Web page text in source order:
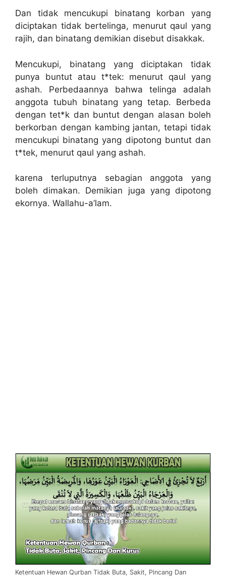
Dan tidak mencukupi binatang korban yang
diciptakan tidak bertelinga, menurut qaul yang
rajih, dan binatang demikian disebut disakkak.
Mencukupi, binatang yang diciptakan tidak
punya buntut atau t*tek: menurut qaul yang
ashah. Perbedaannya bahwa telinga adalah
anggota tubuh binatang yang tetap. Berbeda
dengan tet*k dan buntut dengan alasan boleh
berkorban dengan kambing jantan, tetapi tidak
mencukupi binatang yang dipotong buntut dan
t*tek, menurut qaul yang ashah.
karena terluputnya sebagian anggota yang
boleh dimakan. Demikian juga yang dipotong
ekornya. Wallahu-a’lam.
Ketentuan Hewan Qurban Tidak Buta, Sakit, Pincang Dan